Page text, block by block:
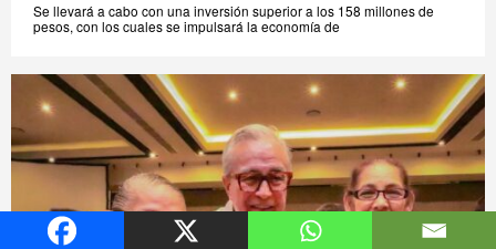
Se llevará a cabo con una inversión superior a los 158 millones de
pesos, con los cuales se impulsará la economía de